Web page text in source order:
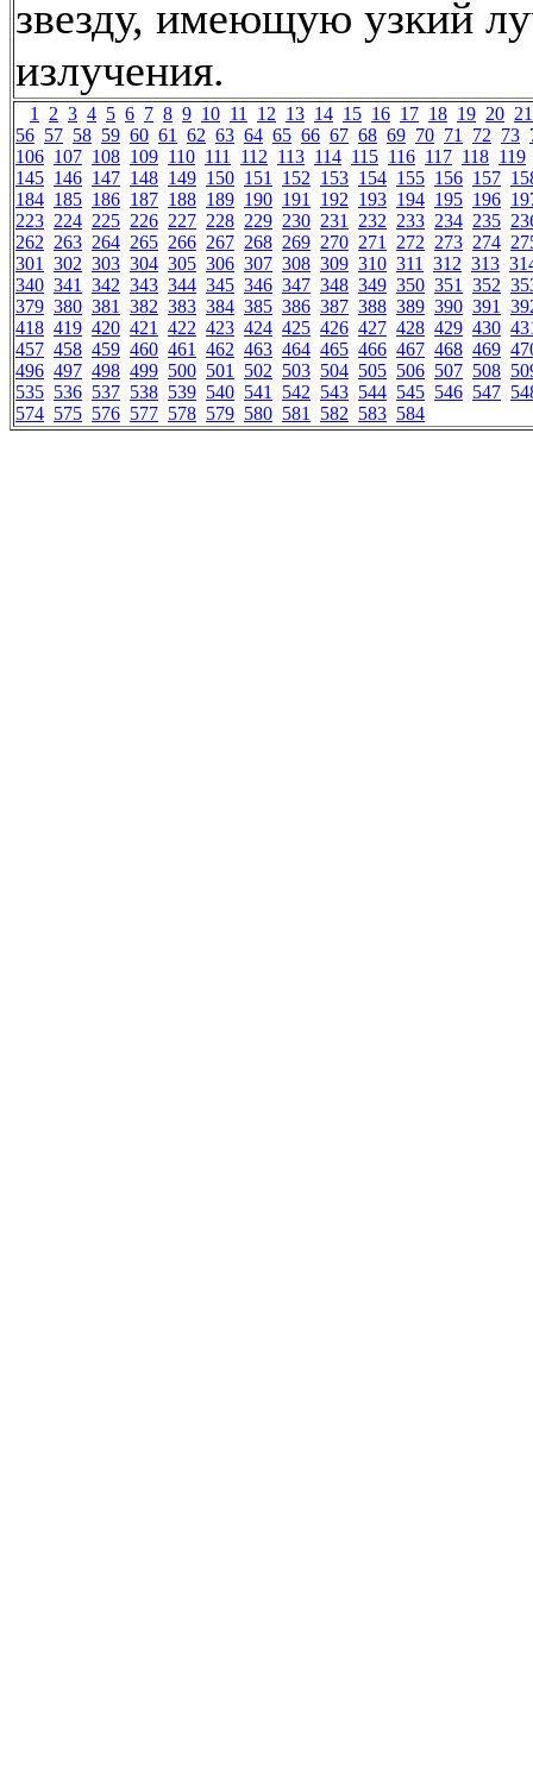
звезду, имеющую узкий
излучения.
1 2 3 4 5 6 7 8 9 10 11 12 13 14 15 16 17 18 19 20 21
56 57 58 59 60 61 62 63 64 65 66 67 68 69 70 71 72 73
106 107 108 109 110 111 112 113 114 115 116 117 118 119
145 146 147 148 149 150 151 152 153 154 155 156 157
184 185 186 187 188 189 190 191 192 193 194 195 196
223 224 225 226 227 228 229 230 231 232 233 234 235
262 263 264 265 266 267 268 269 270 271 272 273 274
301 302 303 304 305 306 307 308 309 310 311 312 313
340 341 342 343 344 345 346 347 348 349 350 351 352
379 380 381 382 383 384 385 386 387 388 389 390 391
418 419 420 421 422 423 424 425 426 427 428 429 430
457 458 459 460 461 462 463 464 465 466 467 468 469
496 497 498 499 500 501 502 503 504 505 506 507 508
535 536 537 538 539 540 541 542 543 544 545 546 547
574 575 576 577 578 579 580 581 582 583 584